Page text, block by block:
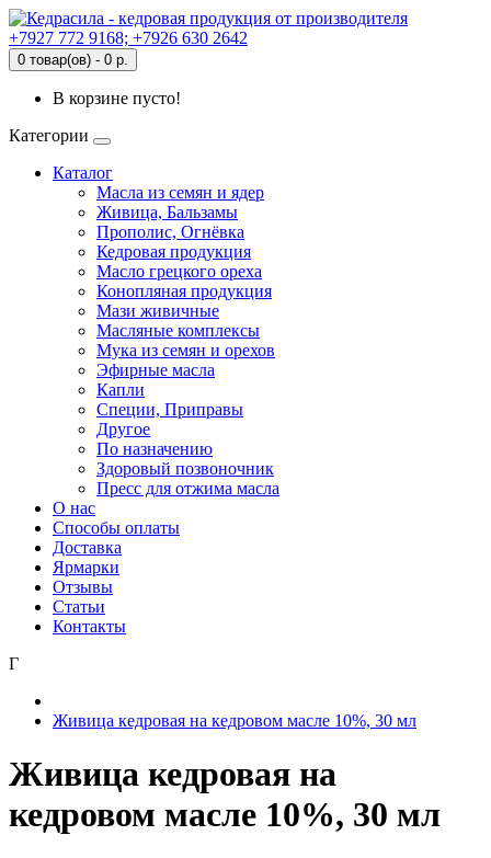
+7927 772 9168; +7926 630 2642
0 товар(ов) - 0 р.
В корзине пусто!
Категории
Каталог
Масла из семян и ядер
Живица, Бальзамы
Прополис, Огнёвка
Кедровая продукция
Масло грецкого ореха
Конопляная продукция
Мази живичные
Масляные комплексы
Мука из семян и орехов
Эфирные масла
Капли
Специи, Приправы
Другое
По назначению
Здоровый позвоночник
Пресс для отжима масла
О нас
Способы оплаты
Доставка
Ярмарки
Отзывы
Статьи
Контакты
Г
Живица кедровая на кедровом масле 10%, 30 мл
Живица кедровая на
кедровом масле 10%, 30 мл